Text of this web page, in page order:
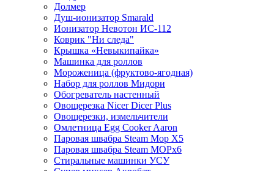
Долмер
Душ-ионизатор Smarald
Ионизатор Невотон ИС-112
Коврик "Ни следа"
Крышка «Невыкипайка»
Машинка для роллов
Мороженица (фруктово-ягодная)
Набор для роллов Мидори
Обогреватель настенный
Овощерезка Nicer Dicer Plus
Овощерезки, измельчители
Омлетница Egg Сooker Aaron
Паровая швабра Steam Mop X5
Паровая швабра Steam MOPх6
Стиральные машинки УСУ